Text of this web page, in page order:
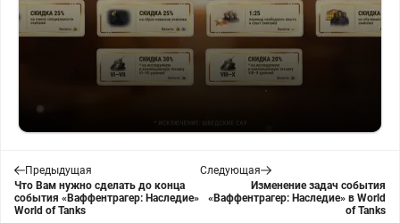
Предыдущая
Что Вам нужно сделать до конца
события «Ваффентрагер: Наследие»
World of Tanks
Следующая
Изменение задач события
«Ваффентрагер: Наследие» в World
of Tanks